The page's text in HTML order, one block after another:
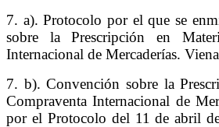
7. a). Protocolo por el que se
sobre la Prescripción en
Internacional de Mercaderías.
7. b). Convención sobre la
Compraventa Internacional de
por el Protocolo del 11 de abril